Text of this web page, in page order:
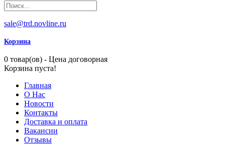
sale@trd.novline.ru
Корзина
0 товар(ов) - Цена договорная
Корзина пуста!
Главная
О Нас
Новости
Контакты
Доставка и оплата
Вакансии
Отзывы